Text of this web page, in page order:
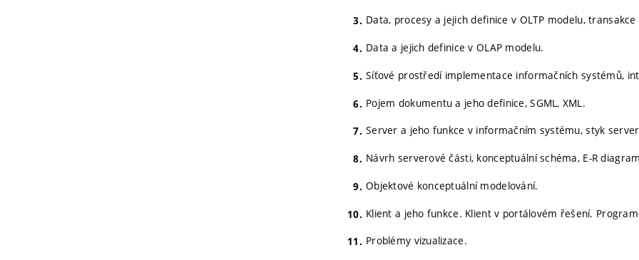
Data, procesy a jejich definice v OLTP modelu,
Data a jejich definice v OLAP modelu.
Síťové prostředí implementace informačních systémů,
Pojem dokumentu a jeho definice, SGML, XML.
Server a jeho funkce v informačním systému, styk
Návrh serverové části, konceptuální schéma, E-R
Objektové konceptuální modelování.
Klient a jeho funkce. Klient v portálovém řešení.
Problémy vizualizace.